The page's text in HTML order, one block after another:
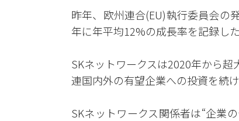
昨年、欧州連合(EU)執行委員会の
年に年平均12%の成長率を記録した
SKネットワークスは2020年から
連国内外の有望企業への投資を続け
SKネットワークス関係者は“企業